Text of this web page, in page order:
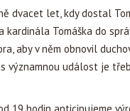
dvacet let, kdy dostal
kardinála Tomáška do
aby v něm obnovil
významnou událost je